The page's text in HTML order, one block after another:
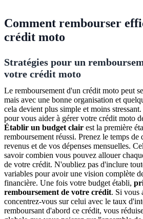
Comment rembourser
crédit moto
Stratégies pour un
votre crédit moto
Le remboursement d'un crédit moto peut
mais avec une bonne organisation et
cela devient plus simple et moins
pour vous aider à gérer votre crédit moto
Établir un budget clair est la première
remboursement réussi. Prenez le temps de
revenus et de vos dépenses mensuelles.
savoir combien vous pouvez allouer
de votre crédit. N'oubliez pas d'inclure
variables pour avoir une vision complète
financière. Une fois votre budget établi,
remboursement de votre crédit. Si vous
concentrez-vous sur celui avec le taux
remboursant d'abord ce crédit, vous